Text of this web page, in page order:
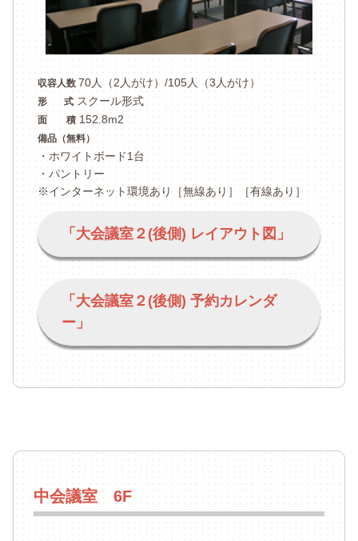
収容人数 70人（2人がけ）/105人（3人がけ）
形 式スクール形式
面 積152.8m2
備品（無料）
・ホワイトボード1台
・パントリー
※インターネット環境あり［無線あり］［有線あり］
「大会議室２(後側) レイアウト図」
「大会議室２(後側) 予約カレンダ
ー」
中会議室 6F